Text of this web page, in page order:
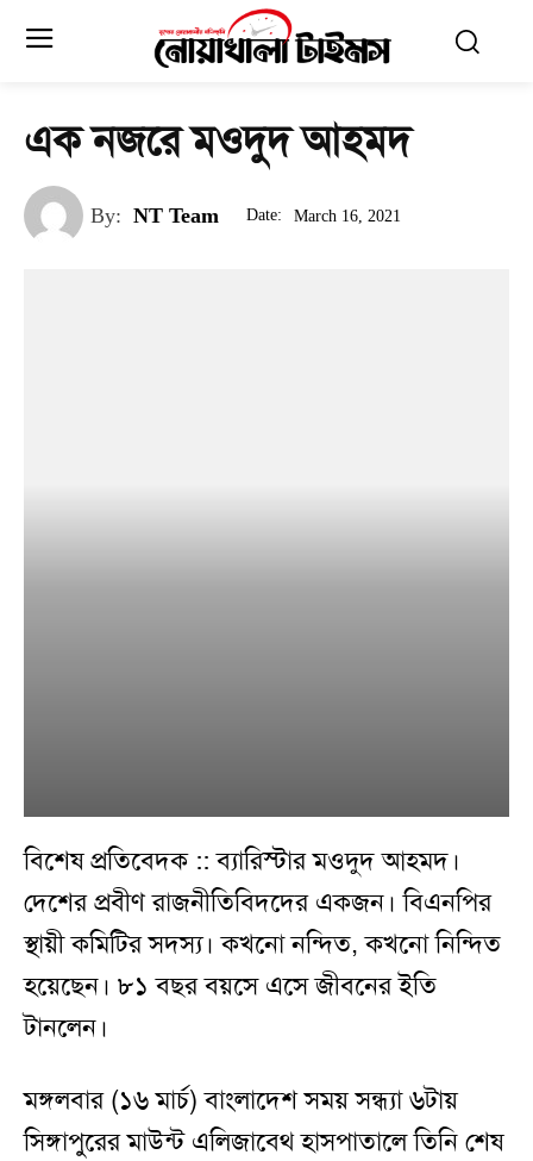
এক নজরে মওদুদ আহমদ
By: NT Team Date: March 16, 2021
বিশেষ প্রতিবেদক :: ব্যারিস্টার মওদুদ আহমদ।
দেশের প্রবীণ রাজনীতিবিদদের একজন। বিএনপির
স্থায়ী কমিটির সদস্য। কখনো নন্দিত, কখনো নিন্দিত
হয়েছেন। ৮১ বছর বয়সে এসে জীবনের ইতি
টানলেন।
মঙ্গলবার (১৬ মার্চ) বাংলাদেশ সময় সন্ধ্যা ৬টায়
সিঙ্গাপুরের মাউন্ট এলিজাবেথ হাসপাতালে তিনি শেষ